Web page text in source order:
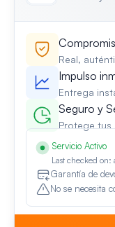
Real,
Impulso
Entrega
Seguro y
Protege tus
Servicio Activo
Last checked
Garantía de
No se necesita